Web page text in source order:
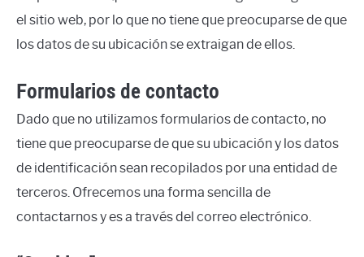
el sitio web, por lo que no tiene que preocuparse de que
los datos de su ubicación se extraigan de ellos.
Formularios de contacto
Dado que no utilizamos formularios de contacto, no
tiene que preocuparse de que su ubicación y los datos
de identificación sean recopilados por una entidad de
terceros. Ofrecemos una forma sencilla de
contactarnos y es a través del correo electrónico.